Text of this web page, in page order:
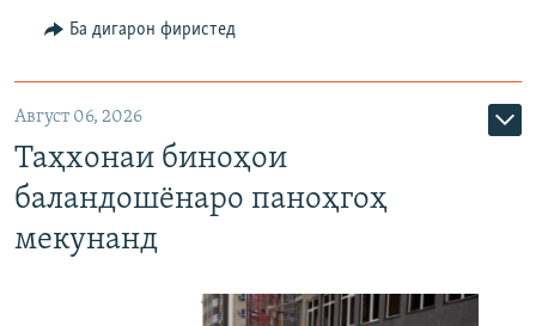
Ба дигарон фиристед
Август 06, 2026
Таҳхонаи биноҳои
баландошёнаро паноҳгоҳ
мекунанд